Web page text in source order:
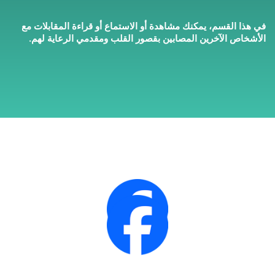
في هذا القسم، يمكنك مشاهدة أو الاستماع أو قراءة المقابلات مع
الأشخاص الآخرين المصابين بقصور القلب ومقدمي الرعاية لهم.